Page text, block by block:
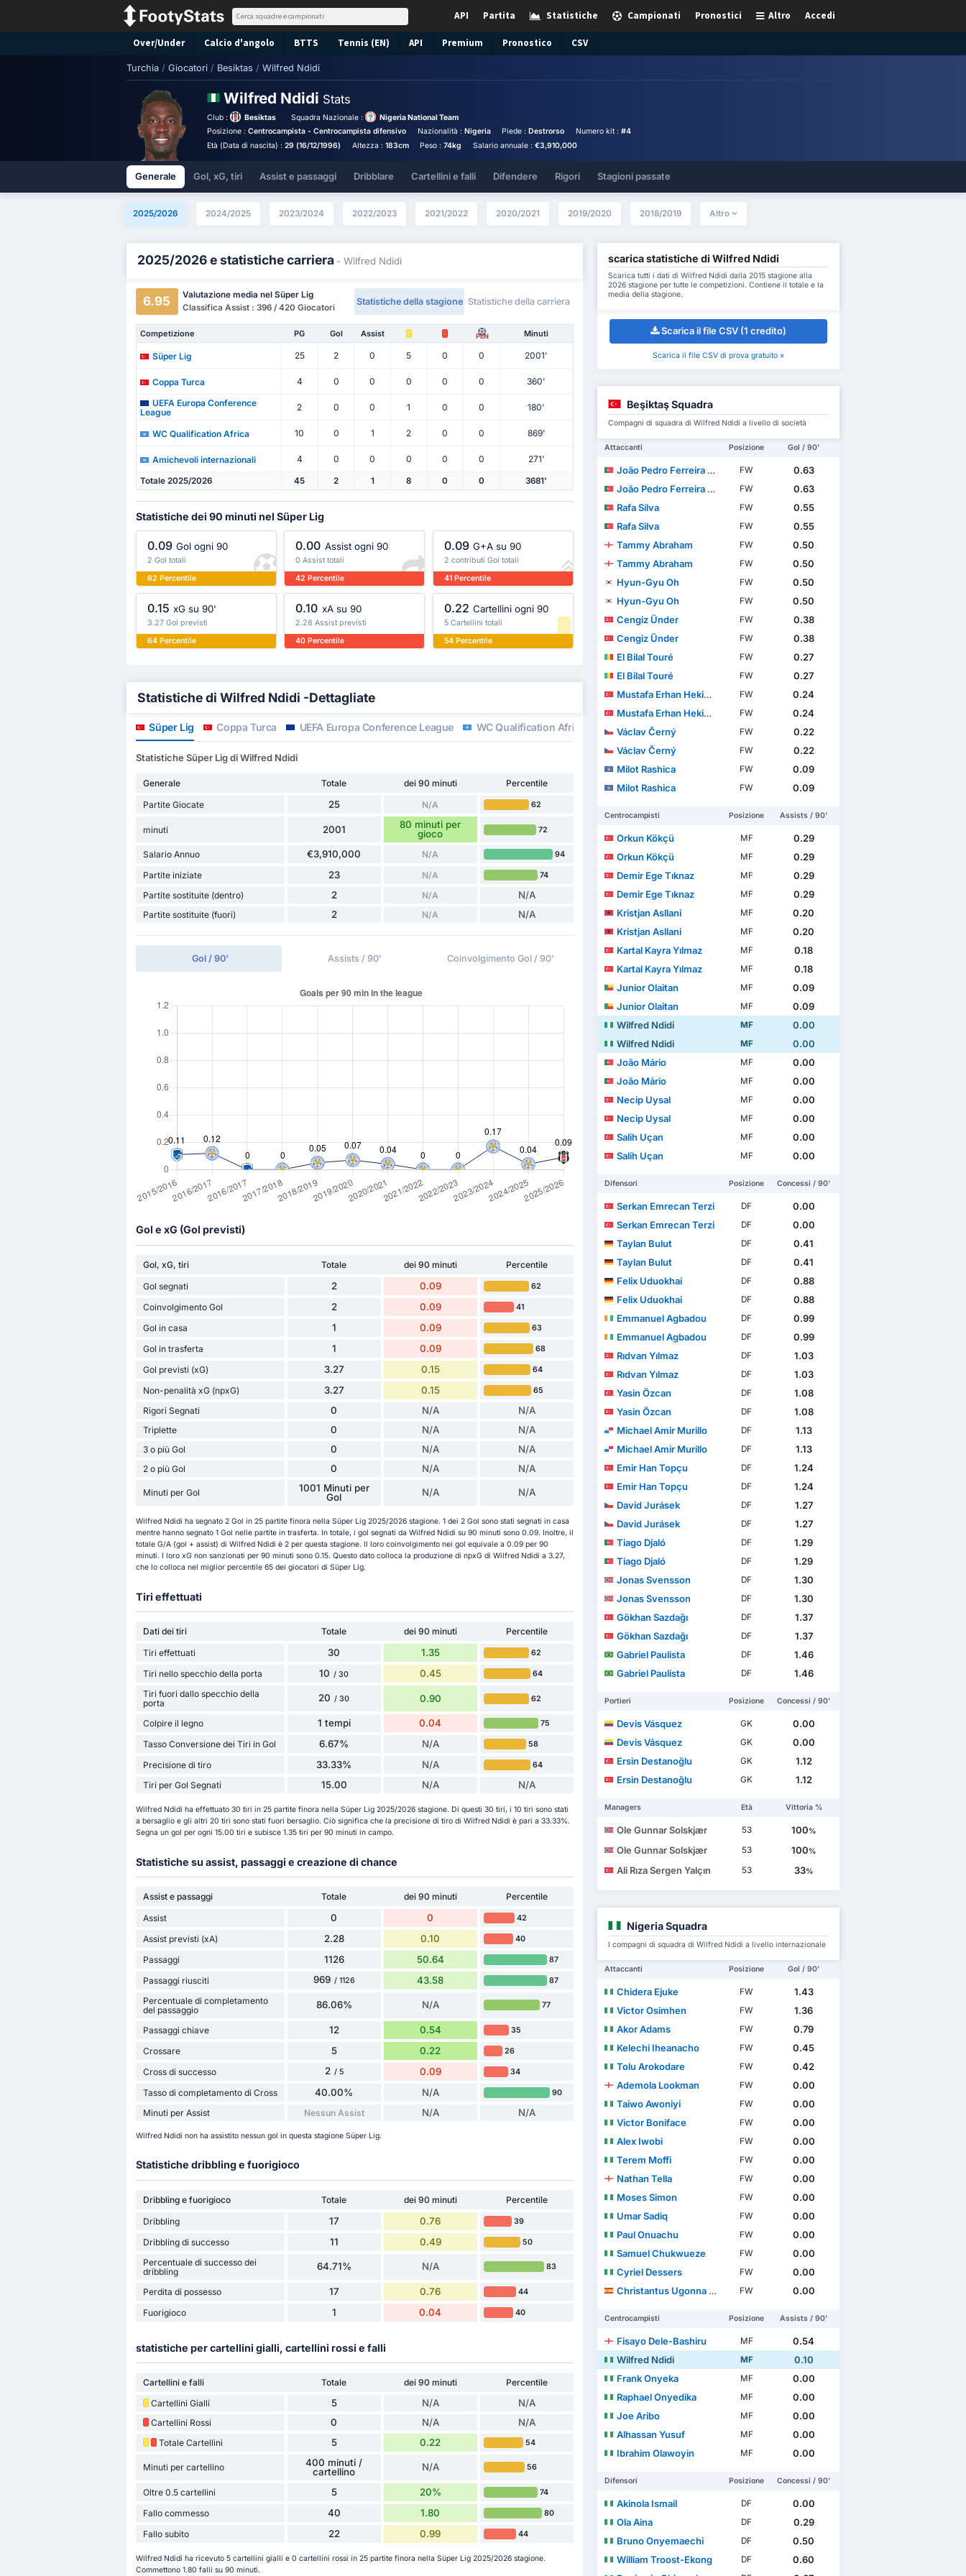
Accedi
Altro
Pronostici
Campionati
Statistiche
Partita
API
Over/Under Calcio d'angolo BTTS Tennis (EN) API Premium Pronostico CSV
Turchia / Giocatori / Besiktas / Wilfred Ndidi
Wilfred Ndidi Stats
Club : Besiktas Squadra Nazionale :
Nigeria National Team
Posizione :Centrocampista - Centrocampista difensivo Nazionalità : Nigeria Piede :Destrorso Numero kit : #4
Età (Data di nascita) :29 (16/12/1996) Altezza : 183cm Peso :74kg Salario annuale : €3,910,000
Generale Gol, xG, tiri Assist e passaggi Dribblare Cartellini e falli Difendere Rigori Stagioni passate
2025/2026 2024/2025 2023/2024 2022/2023 2021/2022 2020/2021 2019/2020 2018/2019 Altro
2025/2026 e statistiche carriera - Wilfred Ndidi
6.95
Valutazione media nel Süper Lig
Classifica Assist : 396 / 420 Giocatori
Statistiche della stagione Statistiche della carriera
Competizione PG Gol Assist PEN Minuti
Süper Lig 25 2 0 5 0 0 2001'
Coppa Turca 4 0 0 0 0 0
360'
UEFA Europa Conference
League
2 0 0 1 0 0 180'
WC Qualification Africa 10 0 1 2 0 0 869'
Amichevoli internazionali 4 0 0 0 0 0 271'
Totale 2025/2026 45 2 1 8 0 0 3681'
Statistiche dei 90 minuti nel Süper Lig
0.09 Gol ogni 90
2 Gol totali
62 Percentile
0.00 Assist ogni 90
0 Assist totali
42 Percentile
0.09 G+A su 90
2 contributi Gol totali
41 Percentile
0.15 xG su 90'
3.27 Gol previsti
64 Percentile
0.10 xA su 90
2.28 Assist previsti
40 Percentile
0.22 Cartellini ogni 90
5 Cartellini totali
54 Percentile
Statistiche di Wilfred Ndidi -Dettagliate
Süper Lig Coppa Turca UEFA Europa Conference League WC Qualification Africa Amichevoli internazionali
Statistiche Süper Lig di Wilfred Ndidi
Generale Totale dei 90 minuti
Percentile
Partite Giocate
25 N/A 62
minuti 2001
80 minuti per
gioco
72
Salario Annuo €3,910,000 N/A 94
Partite iniziate 23 N/A 74
Partite sostituite (dentro) 2 N/A N/A
Partite sostituite (fuori) 2 N/A N/A
Gol / 90' Assists / 90' Coinvolgimento Gol / 90'
Gol e xG (Gol previsti)
Gol, xG, tiri Totale dei 90 minuti
Percentile
Gol segnati
2 0.09 62
Coinvolgimento Gol 2 0.09 41
Gol in casa 1 0.09 63
Gol in trasferta 1 0.09 68
Gol previsti (xG) 3.27 0.15 64
Non-penalità xG (npxG) 3.27 0.15 65
Rigori Segnati 0 N/A N/A
Triplette 0 N/A N/A
3 o più Gol 0 N/A N/A
2 o più Gol 0 N/A N/A
Minuti per Gol
1001 Minuti per
Gol
N/A N/A
Wilfred Ndidi ha segnato 2 Gol in 25 partite finora nella Süper Lig 2025/2026 stagione. 1 dei 2 Gol sono stati segnati in casa
mentre hanno segnato 1 Gol nelle partite in trasferta. In totale, i gol segnati da Wilfred Ndidi su 90 minuti sono 0.09. Inoltre, il
totale G/A (gol + assist) di Wilfred Ndidi è 2 per questa stagione. Il loro coinvolgimento nei gol equivale a 0.09 per 90
minuti. I loro xG non sanzionati per 90 minuti sono 0.15. Questo dato colloca la produzione di npxG di Wilfred Ndidi a 3.27,
che lo colloca nel miglior percentile 65 dei giocatori di Süper Lig.
Tiri effettuati
Dati dei tiri Totale dei 90 minuti
Percentile
Tiri effettuati
30 1.35 62
Tiri nello specchio della porta 10 / 30 0.45 64
Tiri fuori dallo specchio della
porta
20 / 30 0.90 62
Colpire il legno 1 tempi 0.04 75
Tasso Conversione dei Tiri in Gol 6.67% N/A 58
Precisione di tiro 33.33% N/A 64
Tiri per Gol Segnati 15.00 N/A N/A
Wilfred Ndidi ha effettuato 30 tiri in 25 partite finora nella Süper Lig 2025/2026 stagione. Di questi 30 tiri, i 10 tiri sono stati
a bersaglio e gli altri 20 tiri sono stati fuori bersaglio. Ciò significa che la precisione di tiro di Wilfred Ndidi è pari a 33.33%.
Segna un gol per ogni 15.00 tiri e subisce 1.35 tiri per 90 minuti in campo.
Statistiche su assist, passaggi e creazione di chance
Assist e passaggi Totale dei 90 minuti
Percentile
Assist
0 0 42
Assist previsti (xA) 2.28 0.10 40
Passaggi 1126 50.64 87
Passaggi riusciti 969 / 1126 43.58 87
Percentuale di completamento
del passaggio
86.06% N/A 77
Passaggi chiave 12 0.54 35
Crossare 5 0.22 26
Cross di successo 2 / 5 0.09 34
Tasso di completamento di Cross 40.00% N/A 90
Minuti per Assist Nessun Assist N/A N/A
Wilfred Ndidi non ha assistito nessun gol in questa stagione Süper Lig.
Statistiche dribbling e fuorigioco
Dribbling e fuorigioco Totale dei 90 minuti
Percentile
Dribbling
17 0.76 39
Dribbling di successo 11 0.49 50
Percentuale di successo dei
dribbling
64.71% N/A 83
Perdita di possesso 17 0.76 44
Fuorigioco 1 0.04 40
statistiche per cartellini gialli, cartellini rossi e falli
Cartellini e falli Totale dei 90 minuti
Percentile
Cartellini Gialli
5 N/A N/A
Cartellini Rossi 0 N/A N/A
Totale Cartellini 5 0.22 54
Minuti per cartellino
400 minuti /
cartellino
N/A 56
Oltre 0.5 cartellini 5 20% 74
Fallo commesso 40 1.80 80
Fallo subito 22 0.99 44
Wilfred Ndidi ha ricevuto 5 cartellini gialli e 0 cartellini rossi in 25 partite finora nella Süper Lig 2025/2026 stagione.
Commettono 1.80 falli su 90 minuti.
scarica statistiche di Wilfred Ndidi
Scarica tutti i dati di Wilfred Ndidi dalla 2015 stagione alla
2026 stagione per tutte le competizioni. Contiene il totale e la
media della stagione.
Scarica il file CSV (1 credito)
Scarica il file CSV di prova gratuito »
Beşiktaş Squadra
Compagni di squadra di Wilfred Ndidi a livello di società
Attaccanti Posizione Gol / 90'
João Pedro Ferreira Silva FW
0.63
João Pedro Ferreira Silva
FW
0.63
Rafa Silva
FW
0.55
Rafa Silva
FW
0.55
Tammy Abraham
FW
0.50
Tammy Abraham
FW
0.50
Hyun-Gyu Oh
FW
0.50
Hyun-Gyu Oh
FW
0.50
Cengiz Ünder
FW
0.38
Cengiz Ünder
FW
0.38
El Bilal Touré
FW
0.27
El Bilal Touré
FW
0.27
Mustafa Erhan Hekimoğlu
FW
0.24
Mustafa Erhan Hekimoğlu
FW
0.24
Václav Černý
FW
0.22
Václav Černý
FW
0.22
Milot Rashica
FW
0.09
Milot Rashica
FW 0.09
Centrocampisti Posizione Assists / 90'
Orkun Kökçü MF
0.29
Orkun Kökçü
MF
0.29
Demir Ege Tıknaz
MF
0.29
Demir Ege Tıknaz
MF
0.29
Kristjan Asllani
MF
0.20
Kristjan Asllani
MF
0.20
Kartal Kayra Yılmaz
MF
0.18
Kartal Kayra Yılmaz
MF
0.18
Junior Olaitan
MF
0.09
Junior Olaitan
MF
0.09
Wilfred Ndidi
MF
0.00
Wilfred Ndidi
MF
0.00
João Mário
MF
0.00
João Mário
MF
0.00
Necip Uysal
MF
0.00
Necip Uysal
MF
0.00
Salih Uçan
MF
0.00
Salih Uçan
MF 0.00
Difensori Posizione Concessi / 90'
Serkan Emrecan Terzi DF
0.00
Serkan Emrecan Terzi
DF
0.00
Taylan Bulut
DF
0.41
Taylan Bulut
DF
0.41
Felix Uduokhai
DF
0.88
Felix Uduokhai
DF
0.88
Emmanuel Agbadou
DF
0.99
Emmanuel Agbadou
DF
0.99
Rıdvan Yılmaz
DF
1.03
Rıdvan Yılmaz
DF
1.03
Yasin Özcan
DF
1.08
Yasin Özcan
DF
1.08
Michael Amir Murillo
DF
1.13
Michael Amir Murillo
DF
1.13
Emir Han Topçu
DF
1.24
Emir Han Topçu
DF
1.24
David Jurásek
DF
1.27
David Jurásek
DF
1.27
Tiago Djaló
DF
1.29
Tiago Djaló
DF
1.29
Jonas Svensson
DF
1.30
Jonas Svensson
DF
1.30
Gökhan Sazdağı
DF
1.37
Gökhan Sazdağı
DF
1.37
Gabriel Paulista
DF
1.46
Gabriel Paulista
DF 1.46
Portieri Posizione Concessi / 90'
Devis Vásquez GK
0.00
Devis Vásquez
GK
0.00
Ersin Destanoğlu
GK
1.12
Ersin Destanoğlu
GK 1.12
Managers Età Vittoria %
Ole Gunnar Solskjær 53 100%
Ole Gunnar Solskjær 53 100%
Ali Rıza Sergen Yalçın 53 33%
Nigeria Squadra
I compagni di squadra di Wilfred Ndidi a livello internazionale
Attaccanti Posizione Gol / 90'
Chidera Ejuke FW
1.43
Victor Osimhen
FW
1.36
Akor Adams
FW
0.79
Kelechi Iheanacho
FW
0.45
Tolu Arokodare
FW
0.42
Ademola Lookman
FW
0.00
Taiwo Awoniyi
FW
0.00
Victor Boniface
FW
0.00
Alex Iwobi
FW
0.00
Terem Moffi
FW
0.00
Nathan Tella
FW
0.00
Moses Simon
FW
0.00
Umar Sadiq
FW
0.00
Paul Onuachu
FW
0.00
Samuel Chukwueze
FW
0.00
Cyriel Dessers
FW
0.00
Christantus Ugonna Uche
FW 0.00
Centrocampisti Posizione Assists / 90'
Fisayo Dele-Bashiru MF
0.54
Wilfred Ndidi
MF
0.10
Frank Onyeka
MF
0.00
Raphael Onyedika
MF
0.00
Joe Aribo
MF
0.00
Alhassan Yusuf
MF
0.00
Ibrahim Olawoyin
MF 0.00
Difensori Posizione Concessi / 90'
Akinola Ismail DF
0.00
Ola Aina
DF
0.29
Bruno Onyemaechi
DF
0.50
William Troost-Ekong
DF
0.60